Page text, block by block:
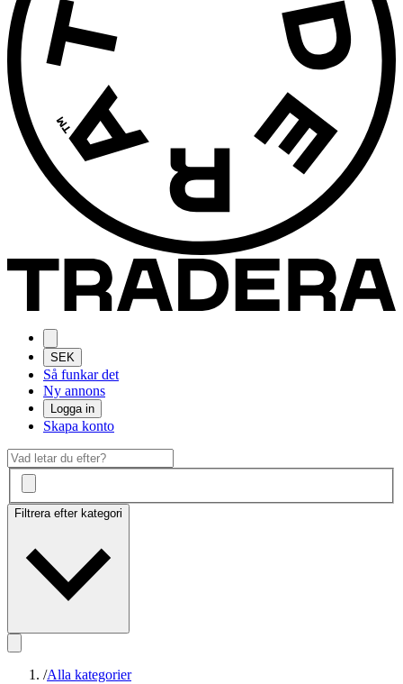
SEK
Så funkar det
Ny annons
Logga in
Skapa konto
Filtrera efter kategori
/Alla kategorier